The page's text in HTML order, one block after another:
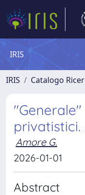
IRIS
IRIS Catalogo
Amore G.
2026-01-01
Abstract